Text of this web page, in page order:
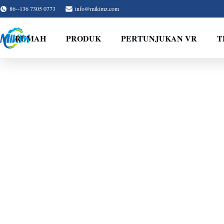
86--136 7305 0773 info@mikimz.com
RUMAH PRODUK PERTUNJUKAN VR